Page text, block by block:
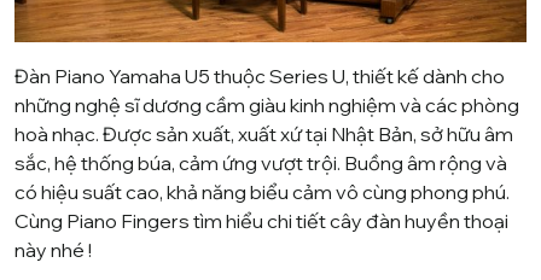
Đàn Piano Yamaha U5 thuộc Series U, thiết kế dành cho
những nghệ sĩ dương cầm giàu kinh nghiệm và các phòng
hoà nhạc. Được sản xuất, xuất xứ tại Nhật Bản, sở hữu âm
sắc, hệ thống búa, cảm ứng vượt trội. Buồng âm rộng và
có hiệu suất cao, khả năng biểu cảm vô cùng phong phú.
Cùng Piano Fingers tìm hiểu chi tiết cây đàn huyền thoại
này nhé !